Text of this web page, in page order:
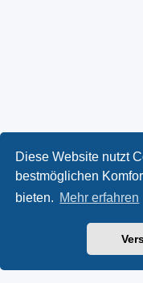
Diese Website nutzt
bestmöglichen
bieten. Mehr erfahren